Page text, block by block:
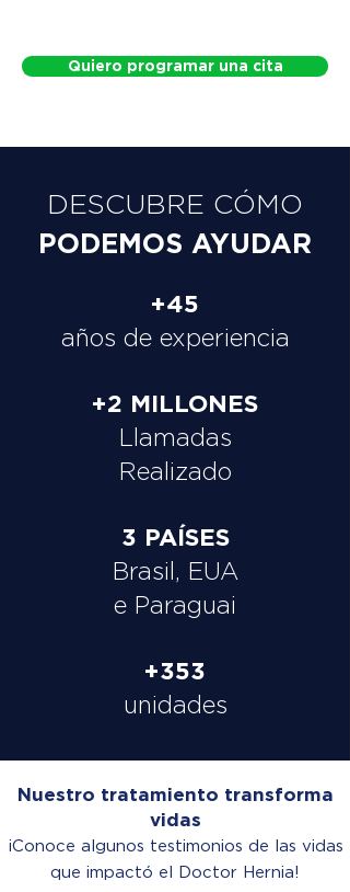
Quiero programar una cita
DESCUBRE CÓMO
PODEMOS AYUDAR
+45
años de experiencia
+2 MILLONES
Llamadas
Realizado
3 PAÍSES
Brasil, EUA
e Paraguai
+353
unidades
Nuestro tratamiento transforma
vidas
¡Conoce algunos testimonios de las vidas
que impactó el Doctor Hernia!